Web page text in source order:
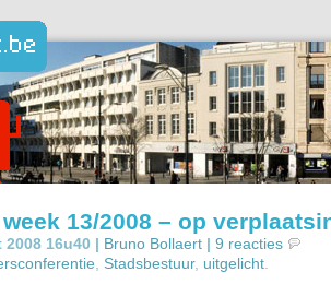
13/2008 – op
16u40 | Bruno Bollaert | 9 reacties
Stadsbestuur, uitgelicht